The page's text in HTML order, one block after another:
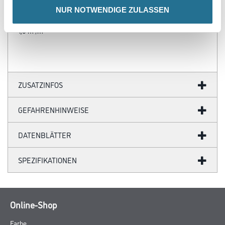
NUR NOTWENDIGE ZULASSEN
1,0 m²/m²
ZUSATZINFOS
GEFAHRENHINWEISE
DATENBLÄTTER
SPEZIFIKATIONEN
Online-Shop
Farbe